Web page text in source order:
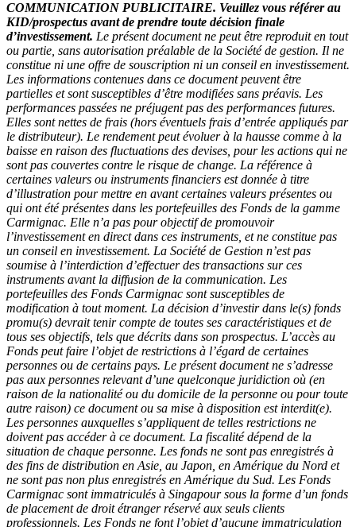
COMMUNICATION PUBLICITAIRE. Veuillez vous référer au
KID/prospectus avant de prendre toute décision finale
d’investissement.​ Le présent document ne peut être reproduit en tout
ou partie, sans autorisation préalable de la Société de gestion. Il ne
constitue ni une offre de souscription ni un conseil en investissement.
Les informations contenues dans ce document peuvent être
partielles et sont susceptibles d’être modifiées sans préavis. Les
performances passées ne préjugent pas des performances futures.
Elles sont nettes de frais (hors éventuels frais d’entrée appliqués par
le distributeur).​ Le rendement peut évoluer à la hausse comme à la
baisse en raison des fluctuations des devises, pour les actions qui ne
sont pas couvertes contre le risque de change.​ La référence à
certaines valeurs ou instruments financiers est donnée à titre
d’illustration pour mettre en avant certaines valeurs présentes ou
qui ont été présentes dans les portefeuilles des Fonds de la gamme
Carmignac. Elle n’a pas pour objectif de promouvoir
l’investissement en direct dans ces instruments, et ne constitue pas
un conseil en investissement. La Société de Gestion n’est pas
soumise à l’interdiction d’effectuer des transactions sur ces
instruments avant la diffusion de la communication. Les
portefeuilles des Fonds Carmignac sont susceptibles de
modification à tout moment.​ La décision d’investir dans le(s) fonds
promu(s) devrait tenir compte de toutes ses caractéristiques et de
tous ses objectifs, tels que décrits dans son prospectus. L’accès au
Fonds peut faire l’objet de restrictions à l’égard de certaines
personnes ou de certains pays. Le présent document ne s’adresse
pas aux personnes relevant d’une quelconque juridiction où (en
raison de la nationalité ou du domicile de la personne ou pour toute
autre raison) ce document ou sa mise à disposition est interdit(e).
Les personnes auxquelles s’appliquent de telles restrictions ne
doivent pas accéder à ce document. La fiscalité dépend de la
situation de chaque personne. Les fonds ne sont pas enregistrés à
des fins de distribution en Asie, au Japon, en Amérique du Nord et
ne sont pas non plus enregistrés en Amérique du Sud. Les Fonds
Carmignac sont immatriculés à Singapour sous la forme d’un fonds
de placement de droit étranger réservé aux seuls clients
professionnels. Les Fonds ne font l’objet d’aucune immatriculation